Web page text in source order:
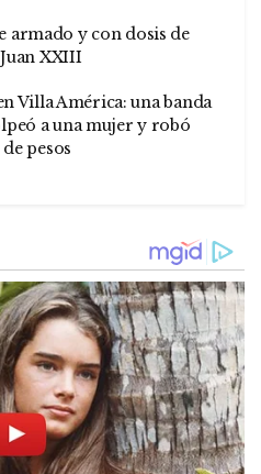
armado y con dosis de
XXIII
Villa América: una banda
a una mujer y robó
pesos